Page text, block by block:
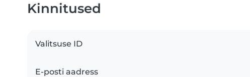
Kinnitused
Valitsuse ID
E-posti aadress